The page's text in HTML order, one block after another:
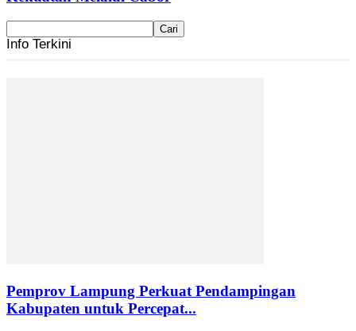
Info Terkini
Pemprov Lampung Perkuat Pendampingan
Kabupaten untuk Percepat...